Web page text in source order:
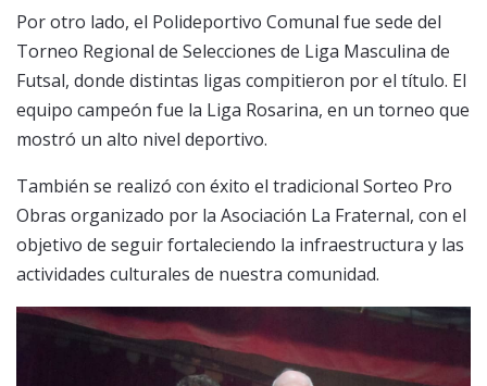
Por otro lado, el Polideportivo Comunal fue sede del
Torneo Regional de Selecciones de Liga Masculina de
Futsal, donde distintas ligas compitieron por el título. El
equipo campeón fue la Liga Rosarina, en un torneo que
mostró un alto nivel deportivo.
También se realizó con éxito el tradicional Sorteo Pro
Obras organizado por la Asociación La Fraternal, con el
objetivo de seguir fortaleciendo la infraestructura y las
actividades culturales de nuestra comunidad.